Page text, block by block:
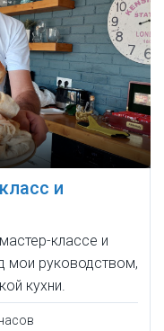
и
классе и
мои руководством,
кухни.